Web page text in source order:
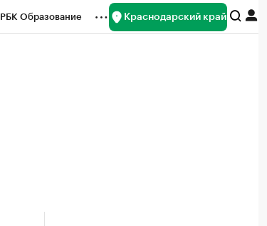
РБК Образование Краснодарский край